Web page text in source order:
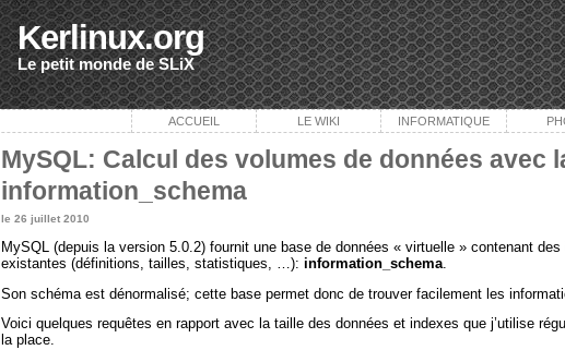
Kerlinux.org
Le petit monde de SLiX
ACCUEIL LE WIKI INFORMATIQUE
MySQL: Calcul des volumes de données avec
information_schema
le 26 juillet 2010
MySQL (depuis la version 5.0.2) fournit une base de données « virtuelle » contenant
existantes (définitions, tailles, statistiques, …): information_schema
Son schéma est dénormalisé; cette base permet donc de trouver facilement les
Voici quelques requêtes en rapport avec la taille des données et indexes que j’utilise
la place.